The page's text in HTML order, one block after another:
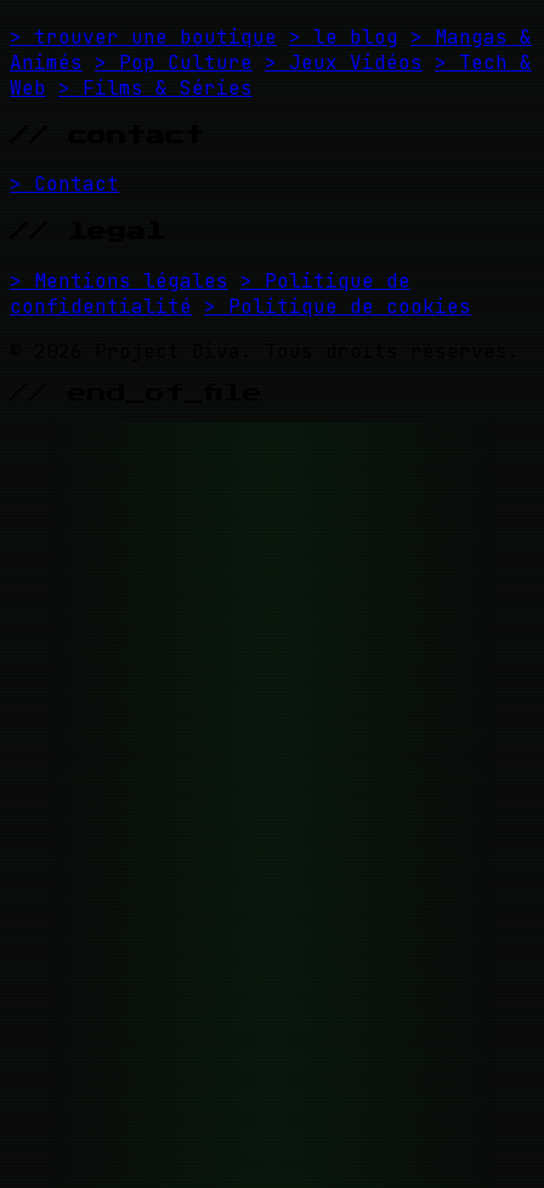
> trouver une boutique > le blog > Mangas &
Animés
> Pop Culture > Jeux Vidéos
> Tech &
Web > Films & Séries
> Contact
> Mentions légales
> Politique de
confidentialité > Politique de cookies